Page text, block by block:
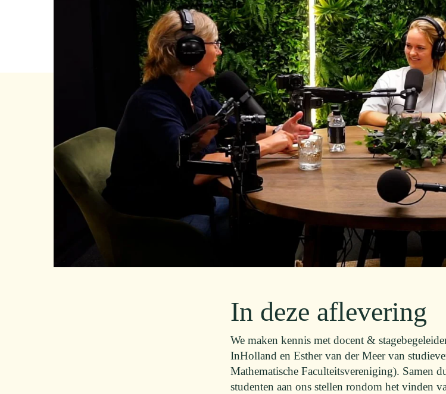
In deze aflevering
We maken kennis met docent &
InHolland en Esther van der Meer van
Mathematische Faculteitsvereniging). Samen
studenten aan ons stellen rondom het vinden